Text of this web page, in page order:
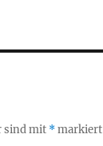
sind mit *markiert